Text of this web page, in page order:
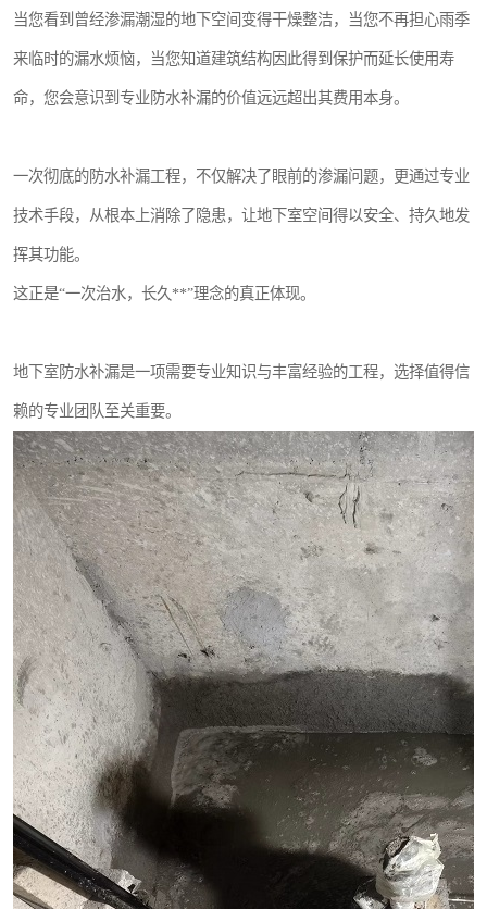
当您看到曾经渗漏潮湿的地下空间变得干燥整洁，当您不再担心雨季
来临时的漏水烦恼，当您知道建筑结构因此得到保护而延长使用寿
命，您会意识到专业防水补漏的价值远远超出其费用本身。
一次彻底的防水补漏工程，不仅解决了眼前的渗漏问题，更通过专业
技术手段，从根本上消除了隐患，让地下室空间得以安全、持久地发
挥其功能。
这正是“一次治水，长久**”理念的真正体现。
地下室防水补漏是一项需要专业知识与丰富经验的工程，选择值得信
赖的专业团队至关重要。